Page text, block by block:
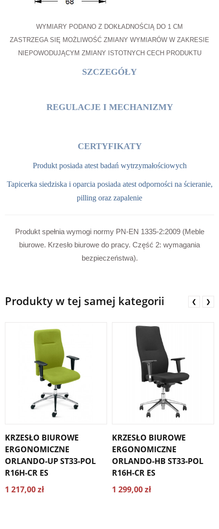
WYMIARY PODANO Z DOKŁADNOŚCIĄ DO 1 CM
ZASTRZEGA SIĘ MOŻLIWOŚĆ ZMIANY WYMIARÓW W ZAKRESIE
NIEPOWODUJĄCYM ZMIANY ISTOTNYCH CECH PRODUKTU
SZCZEGÓŁY
REGULACJE I MECHANIZMY
CERTYFIKATY
Produkt posiada atest badań wytrzymałościowych
Tapicerka siedziska i oparcia posiada atest odporności na ścieranie,
pilling oraz zapalenie
Produkt spełnia wymogi normy PN-EN 1335-2:2009 (Meble
biurowe. Krzesło biurowe do pracy. Część 2: wymagania
bezpieczeństwa).
Produkty w tej samej kategorii
KRZESŁO BIUROWE
ERGONOMICZNE
ORLANDO-UP ST33-POL
R16H-CR ES
1 217,00 zł
KRZESŁO BIUROWE
ERGONOMICZNE
ORLANDO-HB ST33-POL
R16H-CR ES
1 299,00 zł
❮ ❯